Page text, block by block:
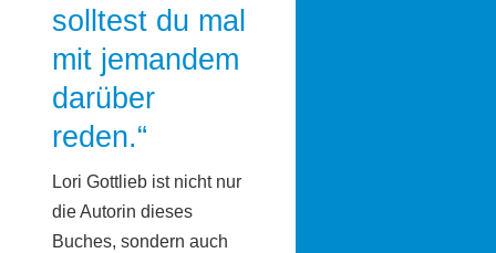
solltest du mal
mit jemandem
darüber
reden.“
Lori Gottlieb ist nicht nur
die Autorin dieses
Buches, sondern auch